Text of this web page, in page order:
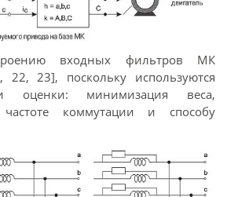
входных фильтров МК
22, 23], поскольку используются
оценки: минимизация веса,
коммутации и способу